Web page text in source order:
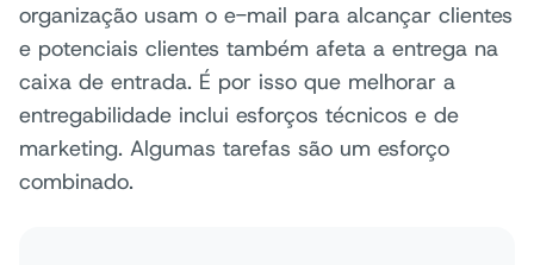
organização usam o e-mail para alcançar clientes
e potenciais clientes também afeta a entrega na
caixa de entrada. É por isso que melhorar a
entregabilidade inclui esforços técnicos e de
marketing. Algumas tarefas são um esforço
combinado.